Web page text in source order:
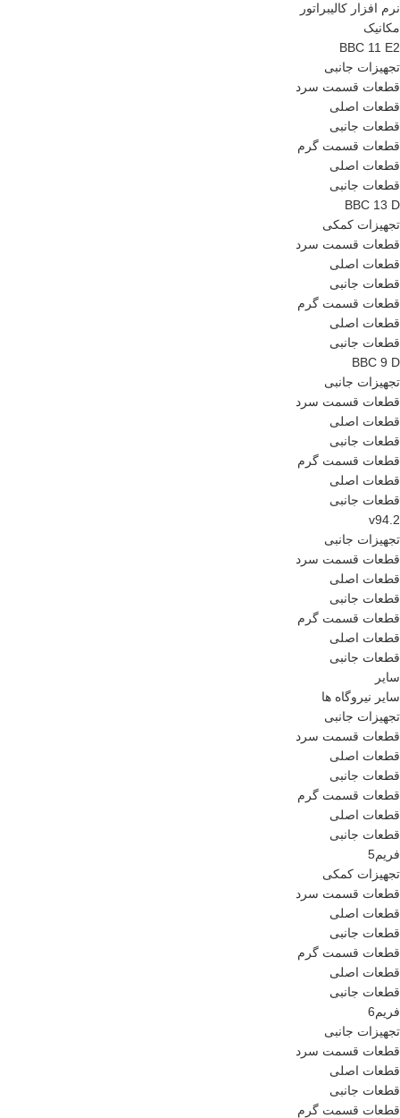
نرم افزار کالیبراتور
مکانیک
BBC 11 E2
تجهیزات جانبی
قطعات قسمت سرد
قطعات اصلی
قطعات جانبی
قطعات قسمت گرم
قطعات اصلی
قطعات جانبی
BBC 13 D
تجهیزات کمکی
قطعات قسمت سرد
قطعات اصلی
قطعات جانبی
قطعات قسمت گرم
قطعات اصلی
قطعات جانبی
BBC 9 D
تجهیزات جانبی
قطعات قسمت سرد
قطعات اصلی
قطعات جانبی
قطعات قسمت گرم
قطعات اصلی
قطعات جانبی
v94.2
تجهیزات جانبی
قطعات قسمت سرد
قطعات اصلی
قطعات جانبی
قطعات قسمت گرم
قطعات اصلی
قطعات جانبی
سایر
سایر نیروگاه ها
تجهیزات جانبی
قطعات قسمت سرد
قطعات اصلی
قطعات جانبی
قطعات قسمت گرم
قطعات اصلی
قطعات جانبی
فریم5
تجهیزات کمکی
قطعات قسمت سرد
قطعات اصلی
قطعات جانبی
قطعات قسمت گرم
قطعات اصلی
قطعات جانبی
فریم6
تجهیزات جانبی
قطعات قسمت سرد
قطعات اصلی
قطعات جانبی
قطعات قسمت گرم